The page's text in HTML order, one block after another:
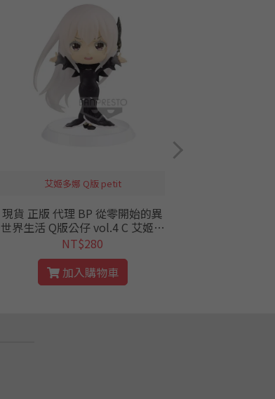
艾姬多娜 Q版 petit
現貨 正版 代理 BP 從零開始的異
世界生活 Q版公仔 vol.4 C 艾姬多
娜 公仔 迷你 petit 從零 RE0 ban
presto
NT$280
加入購物車